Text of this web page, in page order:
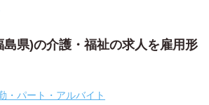
島県)の介護・福祉の求人を雇用形
・パート・アルバイト